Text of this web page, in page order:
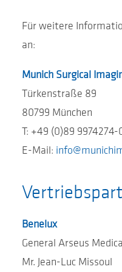
Für weitere
an:
Munich Surgical
Türkenstraße 89
80799 München
T: +49 (0)89 9974274-
E-Mail:
Benelux
General Arseus
Mr. Jean-Luc Missoul